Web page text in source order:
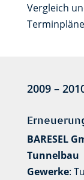
Vergleich
2009 –
BARESEL
Tunnelbau
Gewerke: